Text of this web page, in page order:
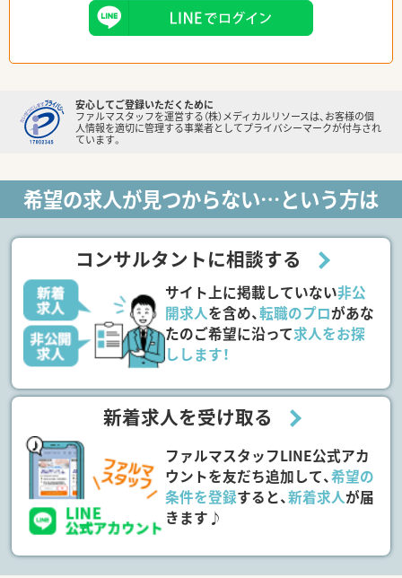
安心してご登録いただくために
ファルマスタッフを運営する（株）メディカルリソースは、お客様の個
人情報を適切に管理する事業者としてプライバシーマークが付与され
ています。
希望の求人が見つからない…という方は
コンサルタントに相談する
サイト上に掲載していない非公
開求人を含め、転職のプロがあな
たのご希望に沿って求人をお探
しします！
新着求人を受け取る
ファルマスタッフLINE公式アカ
ウントを友だち追加して、希望の
条件を登録すると、新着求人が届
きます♪